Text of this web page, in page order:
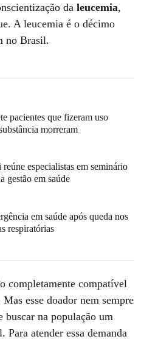
da leucemia,
A leucemia é o décimo
no Brasil.
pacientes que fizeram uso
morreram
especialistas em seminário
gestão em saúde
em saúde após queda nos
respiratórias
completamente compatível
esse doador nem sempre
buscar na população um
atender essa demanda